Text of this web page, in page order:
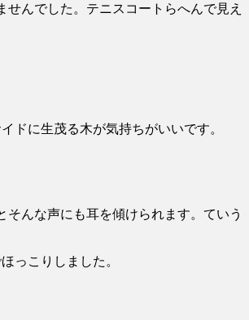
んでした。テニスコートらへんで見え
ドに生茂る木が気持ちがいいです。
んな声にも耳を傾けられます。ていう
っこりしました。